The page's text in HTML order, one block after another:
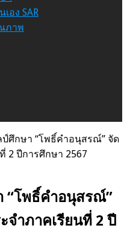
อง SAR
ภาพ
ป์ศึกษา “โพธิ์คำอนุสรณ์” จัด
2 ปีการศึกษา 2567
“โพธิ์คำอนุสรณ์”
ำภาคเรียนที่ 2 ปี